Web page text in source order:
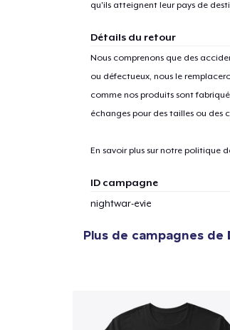
qu'ils atteignent leur pays de
Détails du retour
Nous comprenons que des
ou défectueux, nous le
comme nos produits sont
échanges pour des tailles ou des
En savoir plus sur notre politique
ID campagne
nightwar-evie
Plus de campagnes de